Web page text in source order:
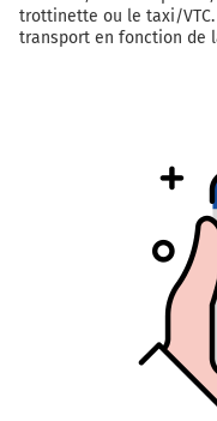
trottinette ou le taxi/
transport en fonction de